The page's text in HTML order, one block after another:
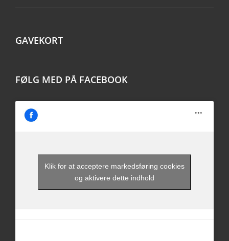
GAVEKORT
FØLG MED PÅ FACEBOOK
Klik for at acceptere markedsføring cookies
og aktivere dette indhold